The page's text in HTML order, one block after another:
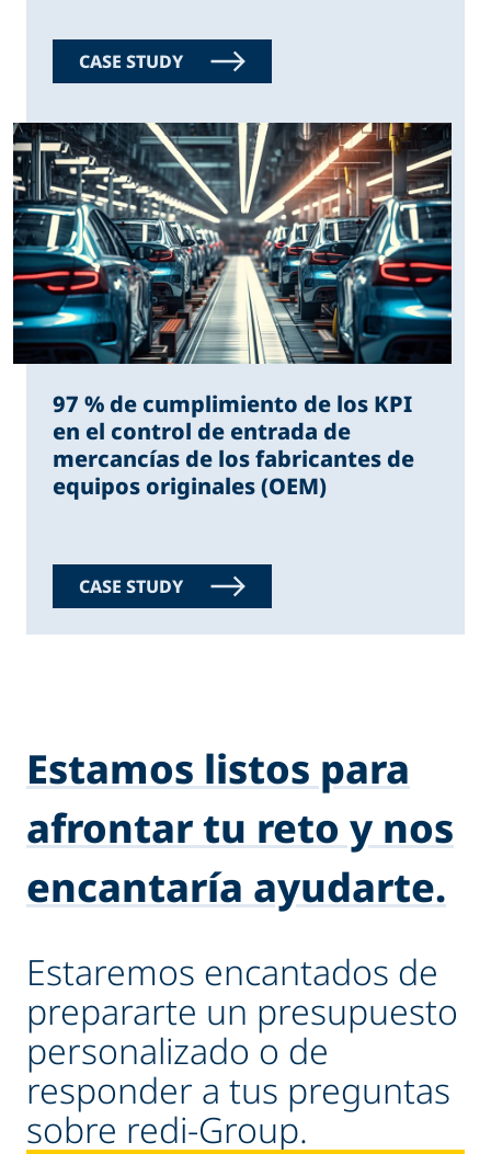
CASE STUDY
97 % de cumplimiento de los KPI
en el control de entrada de
mercancías de los fabricantes de
equipos originales (OEM)
CASE STUDY
Estamos listos para
afrontar tu reto y nos
encantaría ayudarte.
Estaremos encantados de
prepararte un presupuesto
personalizado o de
responder a tus preguntas
sobre redi-Group.